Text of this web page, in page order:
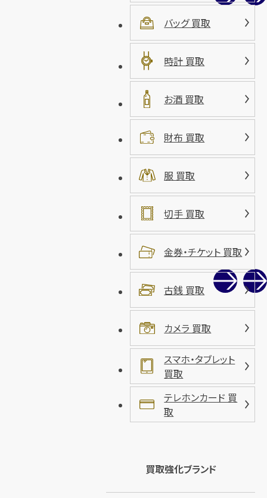
バッグ 買取
時計 買取
お酒 買取
財布 買取
服 買取
切手 買取
金券・チケット 買取
古銭 買取
カメラ 買取
スマホ・タブレット
買取
テレホンカード 買
取
買取強化ブランド